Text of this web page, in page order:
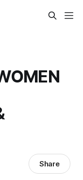
Share